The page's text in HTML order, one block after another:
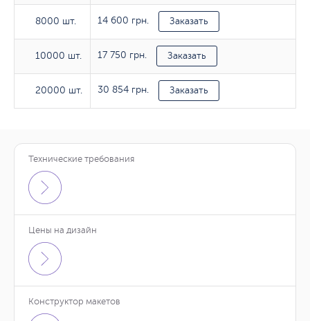
8000 шт.
10000 шт.
20000 шт.
8000 шт. 14 600 грн. Заказать
10000 шт. 17 750 грн. Заказать
20000 шт. 30 854 грн. Заказать
Технические требования
Цены на дизайн
Конструктор макетов